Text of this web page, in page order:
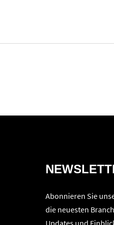
Abonnieren Sie
die neuesten